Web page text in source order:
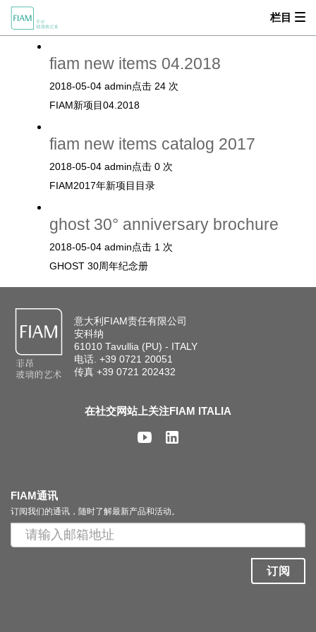
栏目
关于我们
产品中心
新闻动态
 下载中心
fiam new items 04.2018
2018-05-04 admin点击 24 次
FIAM新项目04.2018
fiam new items catalog 2017
2018-05-04 admin点击 0 次
FIAM2017年新项目目录
ghost 30° anniversary brochure
2018-05-04 admin点击 1 次
GHOST 30周年纪念册
意大利FIAM责任有限公司
安科纳
61010 Tavullia (PU) - ITALY
电话. +39 0721 20051
传真 +39 0721 202432
在社交网站上关注FIAM ITALIA
FIAM通讯
订阅我们的通讯，随时了解最新产品和活动。
订阅